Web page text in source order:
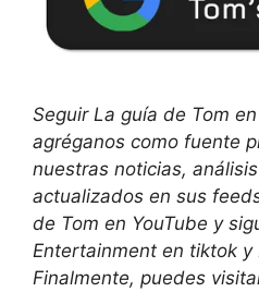
Seguir La guía de Tom
agréganos como fuente
nuestras noticias,
actualizados en sus
de Tom en YouTube y
Entertainment en tiktok y
Finalmente, puedes